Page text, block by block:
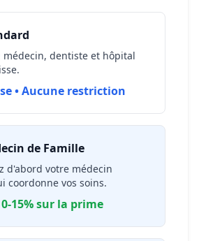
médecin, dentiste et hôpital
• Aucune restriction
de Famille
d'abord votre médecin
coordonne vos soins.
15% sur la prime